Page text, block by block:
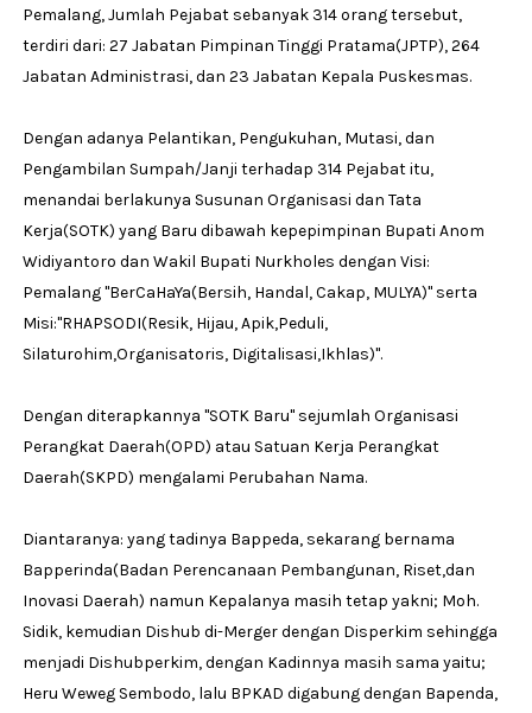
Pemalang, Jumlah Pejabat sebanyak 314 orang tersebut,
terdiri dari: 27 Jabatan Pimpinan Tinggi Pratama(JPTP), 264
Jabatan Administrasi, dan 23 Jabatan Kepala Puskesmas.
Dengan adanya Pelantikan, Pengukuhan, Mutasi, dan
Pengambilan Sumpah/Janji terhadap 314 Pejabat itu,
menandai berlakunya Susunan Organisasi dan Tata
Kerja(SOTK) yang Baru dibawah kepepimpinan Bupati Anom
Widiyantoro dan Wakil Bupati Nurkholes dengan Visi:
Pemalang ''BerCaHaYa(Bersih, Handal, Cakap, MULYA)'' serta
Misi:''RHAPSODI(Resik, Hijau, Apik,Peduli,
Silaturohim,Organisatoris, Digitalisasi,Ikhlas)''.
Dengan diterapkannya ''SOTK Baru'' sejumlah Organisasi
Perangkat Daerah(OPD) atau Satuan Kerja Perangkat
Daerah(SKPD) mengalami Perubahan Nama.
Diantaranya: yang tadinya Bappeda, sekarang bernama
Bapperinda(Badan Perencanaan Pembangunan, Riset,dan
Inovasi Daerah) namun Kepalanya masih tetap yakni; Moh.
Sidik, kemudian Dishub di-Merger dengan Disperkim sehingga
menjadi Dishubperkim, dengan Kadinnya masih sama yaitu;
Heru Weweg Sembodo, lalu BPKAD digabung dengan Bapenda,